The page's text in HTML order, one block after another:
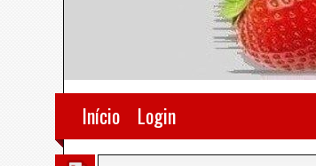
Início Login